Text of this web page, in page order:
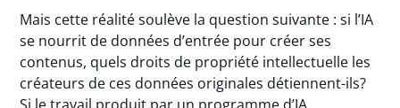
Mais cette réalité soulève la question suivante : si l’IA
se nourrit de données d’entrée pour créer ses
contenus, quels droits de propriété intellectuelle les
créateurs de ces données originales détiennent-ils?